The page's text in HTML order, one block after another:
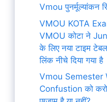
Vmou पुनर्मूल्यांकन
VMOU KOTA
VMOU कोटा ने
के लिए नया टाइम
लिंक नीचे दिया गया है
Vmou Semester
Confustion को